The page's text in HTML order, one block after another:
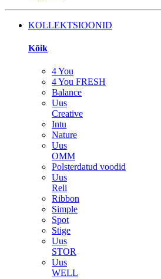
KOLLEKTSIOONID
Kõik
4 You
4 You FRESH
Balance
Uus
Creative
Intu
Nature
Uus
OMM
Polsterdatud voodid
Uus
Reli
Ribbon
Simple
Spot
Stige
Uus
STOR
Uus
WELL